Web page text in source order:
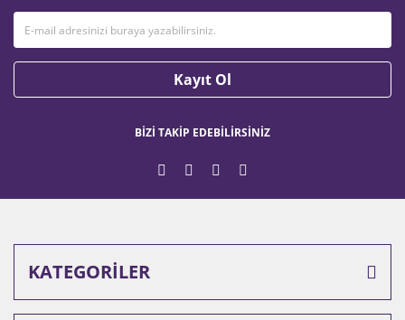
Kayıt Ol
BİZİ TAKİP EDEBİLİRSİNİZ
KATEGORİLER